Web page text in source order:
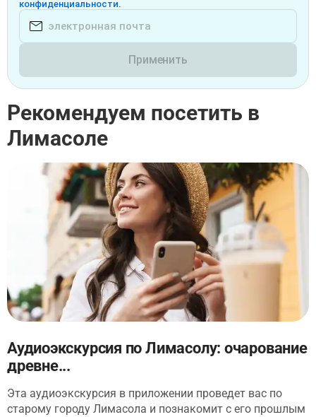
конфиденциальности.
Применить
Рекомендуем посетить в
Лимасоле
Аудиоэкскурсия по Лимасолу: очарование
древне...
Эта аудиоэкскурсия в приложении проведет вас по
старому городу Лимасола и познакомит с его прошлым